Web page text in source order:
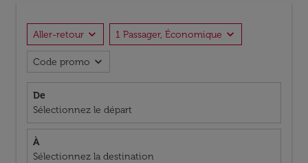
Aller-retour expand_more 1 Passager, Économique expand_more
Code promo expand_more
De
Sélectionnez le départ
À
Sélectionnez la destination